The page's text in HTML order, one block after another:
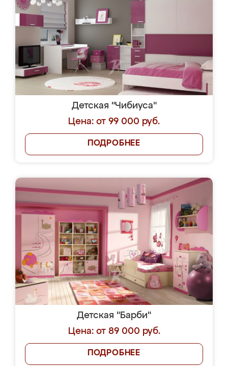
Детская "Чибиуса"
Цена: от 99 000 руб.
ПОДРОБНЕЕ
Детская "Барби"
Цена: от 89 000 руб.
ПОДРОБНЕЕ